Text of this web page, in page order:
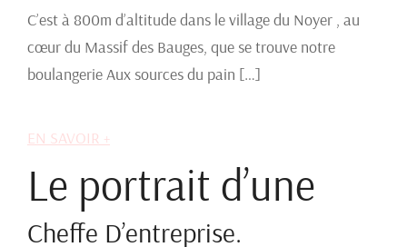
C’est à 800m d’altitude dans le village du Noyer , au
cœur du Massif des Bauges, que se trouve notre
boulangerie Aux sources du pain […]
EN SAVOIR +
Le portrait d’une
Cheffe D’entreprise.